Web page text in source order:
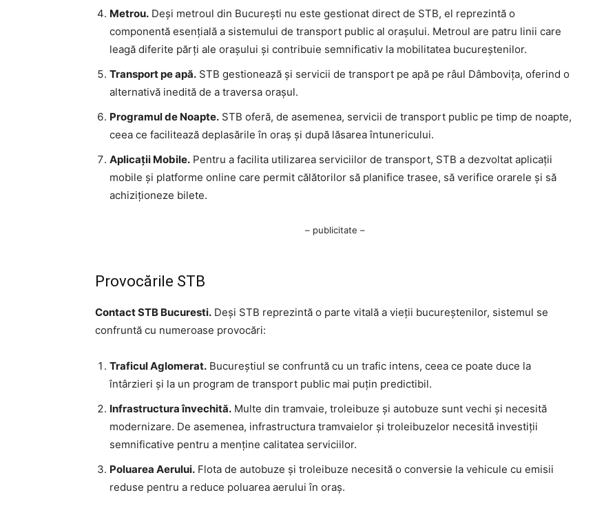
Metrou. Deși metroul din București nu este gestionat direct de STB, el reprezintă o
componentă esențială a sistemului de transport public al orașului. Metroul are patru linii care
leagă diferite părți ale orașului și contribuie semnificativ la mobilitatea bucureștenilor.
Transport pe apă. STB gestionează și servicii de transport pe apă pe râul Dâmbovița, oferind o
alternativă inedită de a traversa orașul.
Programul de Noapte. STB oferă, de asemenea, servicii de transport public pe timp de noapte,
ceea ce facilitează deplasările în oraș și după lăsarea întunericului.
Aplicații Mobile. Pentru a facilita utilizarea serviciilor de transport, STB a dezvoltat aplicații
mobile și platforme online care permit călătorilor să planifice trasee, să verifice orarele și să
achiziționeze bilete.
– publicitate –
Provocările STB
Contact STB Bucuresti. Deși STB reprezintă o parte vitală a vieții bucureștenilor, sistemul se
confruntă cu numeroase provocări:
Traficul Aglomerat. Bucureștiul se confruntă cu un trafic intens, ceea ce poate duce la
întârzieri și la un program de transport public mai puțin predictibil.
Infrastructura învechită. Multe din tramvaie, troleibuze și autobuze sunt vechi și necesită
modernizare. De asemenea, infrastructura tramvaielor și troleibuzelor necesită investiții
semnificative pentru a menține calitatea serviciilor.
Poluarea Aerului. Flota de autobuze și troleibuze necesită o conversie la vehicule cu emisii
reduse pentru a reduce poluarea aerului în oraș.